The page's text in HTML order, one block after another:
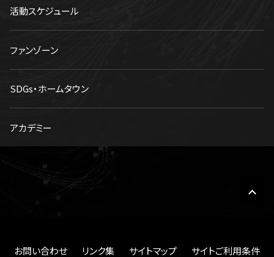
活動スケジュール
ファンゾーン
SDGs・ホームタウン
アカデミー
お問い合わせ リンク集 サイトマップ サイトご利用条件